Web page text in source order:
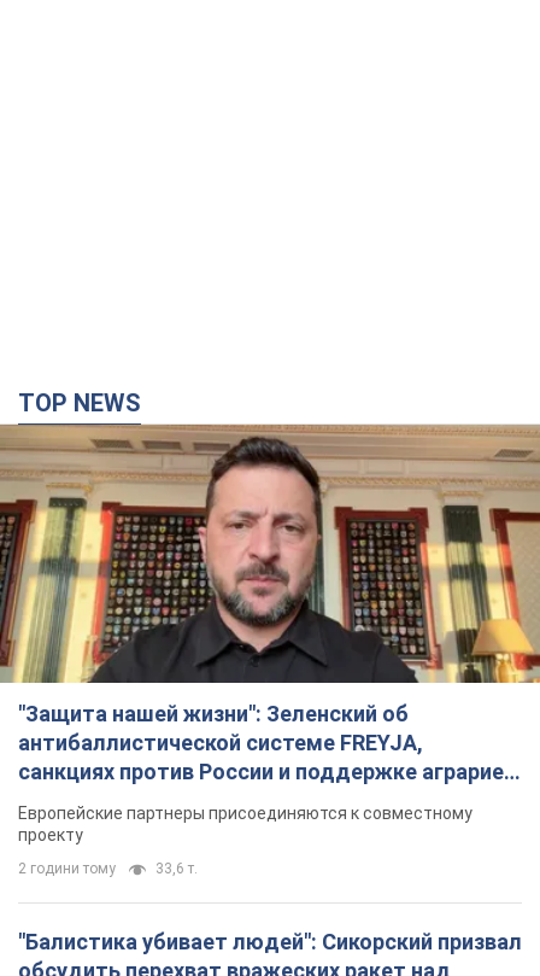
TOP NEWS
"Защита нашей жизни": Зеленский об
антибаллистической системе FREYJA,
санкциях против России и поддержке аграриев.
Видео
Европейские партнеры присоединяются к совместному
проекту
2 години тому 33,6 т.
"Балистика убивает людей": Сикорский призвал
обсудить перехват вражеских ракет над